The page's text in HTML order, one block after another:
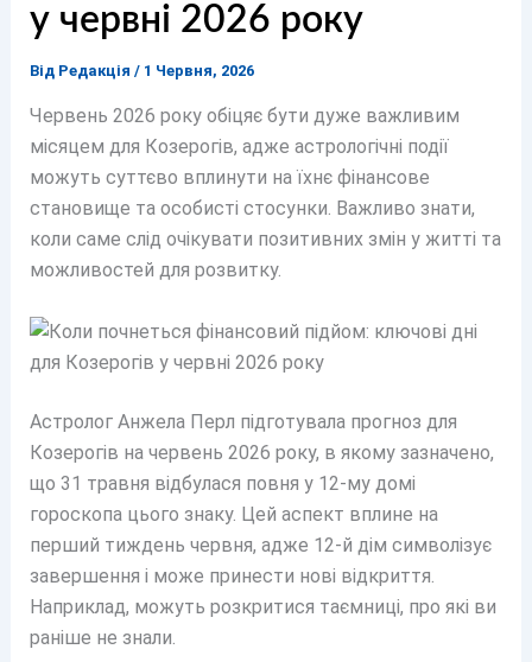
у червні 2026 року
Від Редакція / 1 Червня, 2026
Червень 2026 року обіцяє бути дуже важливим
місяцем для Козерогів, адже астрологічні події
можуть суттєво вплинути на їхнє фінансове
становище та особисті стосунки. Важливо знати,
коли саме слід очікувати позитивних змін у житті та
можливостей для розвитку.
Астролог Анжела Перл підготувала прогноз для
Козерогів на червень 2026 року, в якому зазначено,
що 31 травня відбулася повня у 12-му домі
гороскопа цього знаку. Цей аспект вплине на
перший тиждень червня, адже 12-й дім символізує
завершення і може принести нові відкриття.
Наприклад, можуть розкритися таємниці, про які ви
раніше не знали.